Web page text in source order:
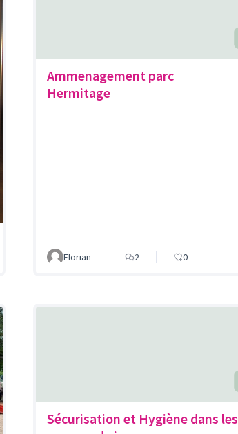
Ammenagement parc
Hermitage
Florian 2 0
Sécurisation et Hygiène dans les